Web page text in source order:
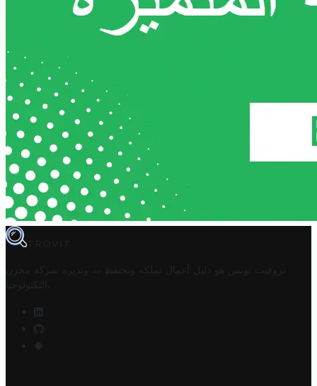
TROVIT
تروفيت تونس هو دليل أعمال تملكه وتحتفظ به وتديره
شركة مخزن
التكنولوجيا